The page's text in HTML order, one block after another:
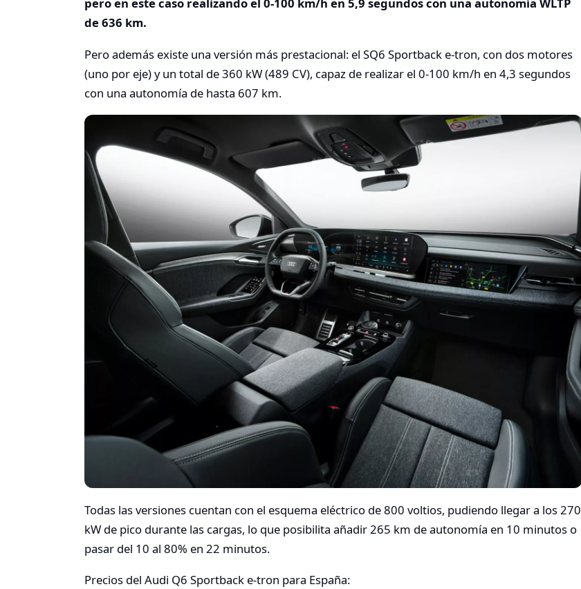
pero en este caso realizando el 0-100 km/h en 5,9 segundos con una autonomía WLTP
de 636 km.
Pero además existe una versión más prestacional: el SQ6 Sportback e-tron, con dos motores
(uno por eje) y un total de 360 kW (489 CV), capaz de realizar el 0-100 km/h en 4,3 segundos
con una autonomía de hasta 607 km.
Todas las versiones cuentan con el esquema eléctrico de 800 voltios, pudiendo llegar a los 270
kW de pico durante las cargas, lo que posibilita añadir 265 km de autonomía en 10 minutos o
pasar del 10 al 80% en 22 minutos.
Precios del Audi Q6 Sportback e-tron para España: